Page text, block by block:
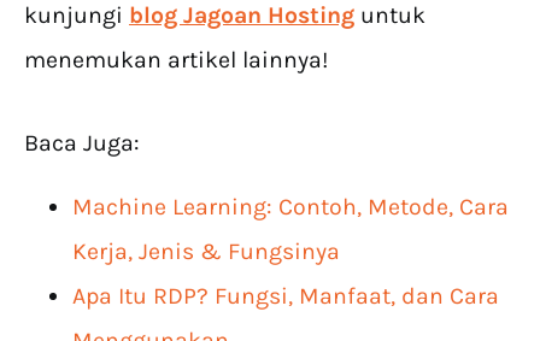
kunjungi blog Jagoan Hosting untuk
menemukan artikel lainnya!
Baca Juga:
Machine Learning: Contoh, Metode, Cara
Kerja, Jenis & Fungsinya
Apa Itu RDP? Fungsi, Manfaat, dan Cara